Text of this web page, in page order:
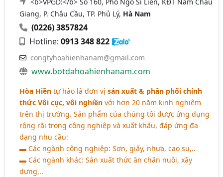
Giang, P. Châu Cầu, TP. Phủ Lý, Hà Nam
(0226) 3857824
Hotline:0913 348 822
congtyhoahienhanam@gmail.com
www.botdahoahienhanam.com
Hòa Hiền tự hào là đơn vịsản xuất & phân phối chính
thức Vôi cục, vôi nghiền với hơn 20 năm kinh nghiệm
trên thị trường. Sản phẩm của chúng tôi được ứng dụng
rộng rãi trong công nghiệp và xuất khẩu, đáp ứng đa
dạng nhu cầu:
▬ Các ngành công nghiệp: Sơn, giấy, nhựa, cao su,..
▬ Các ngành khác: Sản xuất thức ăn chăn nuôi, xây
dựng,..